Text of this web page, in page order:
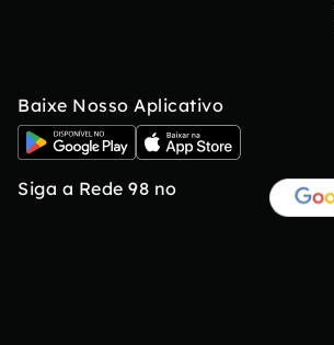
Baixe Nosso Aplicativo
Siga a Rede 98 no